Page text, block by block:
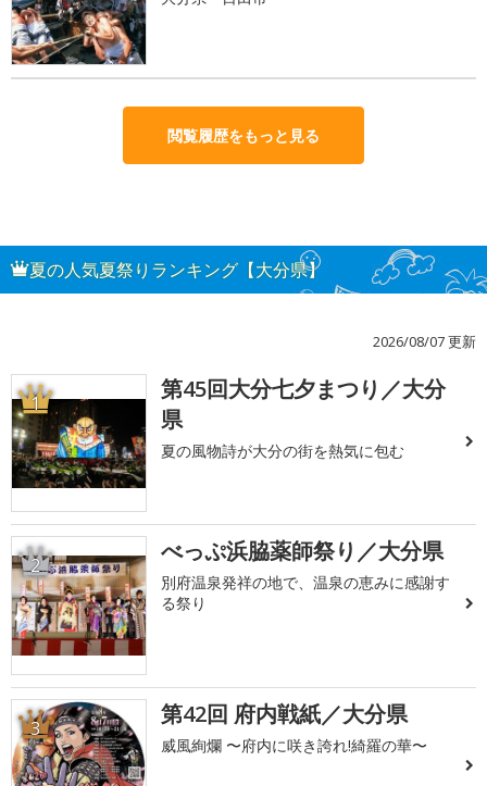
閲覧履歴をもっと見る
夏の人気夏祭りランキング【大分県】
2026/08/07 更新
1
第45回大分七夕まつり／大分
県
夏の風物詩が大分の街を熱気に包む
2 べっぷ浜脇薬師祭り／大分県
別府温泉発祥の地で、温泉の恵みに感謝す
る祭り
3 第42回 府内戦紙／大分県
威風絢爛 〜府内に咲き誇れ!綺羅の華〜